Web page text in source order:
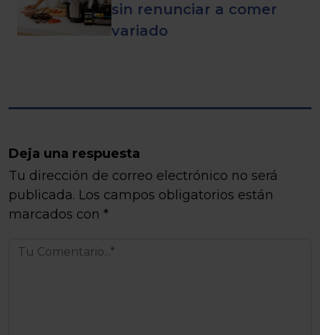
sin renunciar a comer
variado
Deja una respuesta
Tu dirección de correo electrónico no será
publicada. Los campos obligatorios están
marcados con *